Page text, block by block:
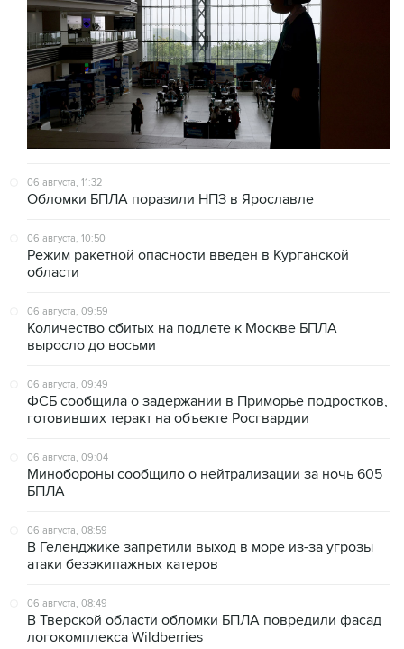
06 августа, 11:32
Обломки БПЛА поразили НПЗ в Ярославле
06 августа, 10:50
Режим ракетной опасности введен в Курганской
области
06 августа, 09:59
Количество сбитых на подлете к Москве БПЛА
выросло до восьми
06 августа, 09:49
ФСБ сообщила о задержании в Приморье подростков,
готовивших теракт на объекте Росгвардии
06 августа, 09:04
Минобороны сообщило о нейтрализации за ночь 605
БПЛА
06 августа, 08:59
В Геленджике запретили выход в море из-за угрозы
атаки безэкипажных катеров
06 августа, 08:49
В Тверской области обломки БПЛА повредили фасад
логокомплекса Wildberries